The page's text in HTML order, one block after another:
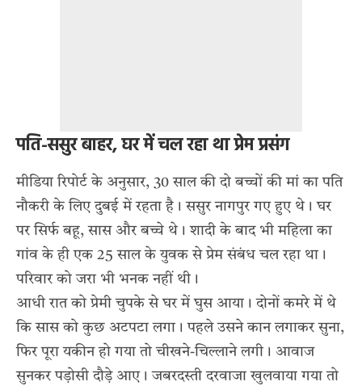
पति-ससुर बाहर, घर में चल रहा था प्रेम प्रसंग
मीडिया रिपोर्ट के अनुसार, 30 साल की दो बच्चों की मां का पति
नौकरी के लिए दुबई में रहता है। ससुर नागपुर गए हुए थे। घर
पर सिर्फ बहू, सास और बच्चे थे। शादी के बाद भी महिला का
गांव के ही एक 25 साल के युवक से प्रेम संबंध चल रहा था।
परिवार को जरा भी भनक नहीं थी।
आधी रात को प्रेमी चुपके से घर में घुस आया। दोनों कमरे में थे
कि सास को कुछ अटपटा लगा। पहले उसने कान लगाकर सुना,
फिर पूरा यकीन हो गया तो चीखने-चिल्लाने लगी। आवाज
सुनकर पड़ोसी दौड़े आए। जबरदस्ती दरवाजा खुलवाया गया तो